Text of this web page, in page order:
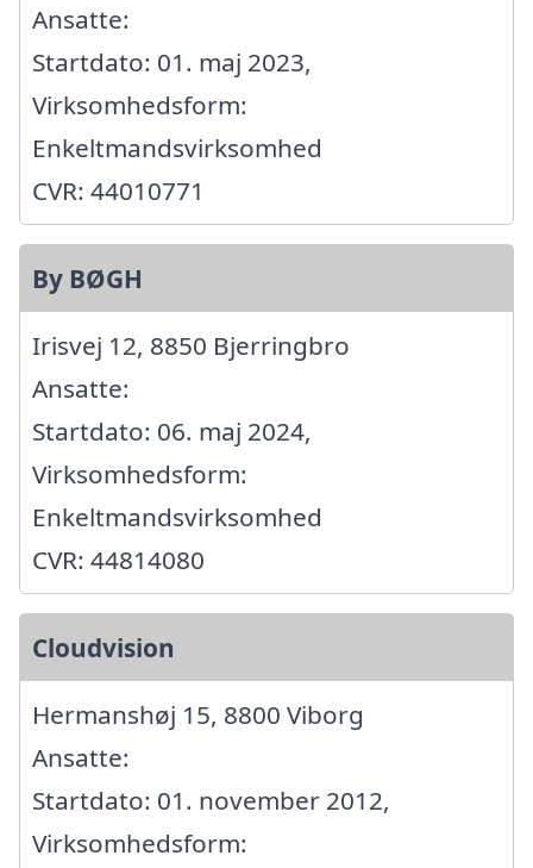
Ansatte:
Startdato: 01. maj 2023,
Virksomhedsform:
Enkeltmandsvirksomhed
CVR: 44010771
By BØGH
Irisvej 12, 8850 Bjerringbro
Ansatte:
Startdato: 06. maj 2024,
Virksomhedsform:
Enkeltmandsvirksomhed
CVR: 44814080
Cloudvision
Hermanshøj 15, 8800 Viborg
Ansatte:
Startdato: 01. november 2012,
Virksomhedsform: